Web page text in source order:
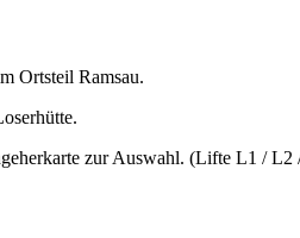
Ortsteil Ramsau.
zur Auswahl. (Lifte L1 /